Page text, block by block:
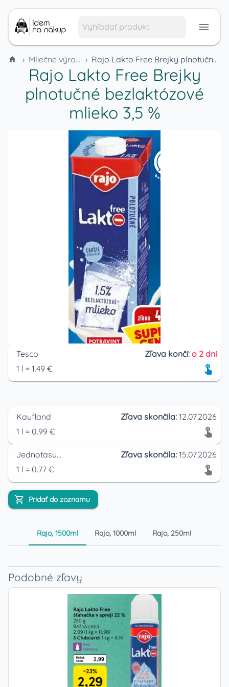
› Mliečne výrobky a vajcia › Rajo Lakto Free Brejky plnotučné bezlaktózové mlieko 3,5 %
Rajo Lakto Free Brejky
plnotučné bezlaktózové
mlieko 3,5 %
Tesco Zľava končí: o 2 dni
1 l = 1.49 €
Kaufland Zľava skončila: 12.07.2026
1 l = 0.99 €
Jednotasupermarket Zľava skončila: 15.07.2026
1 l = 0.77 €
Pridať do zoznamu
Rajo, 1500ml Rajo, 1000ml Rajo, 250ml
Podobné zľavy